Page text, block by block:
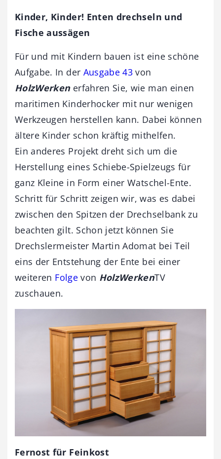
Kinder, Kinder! Enten drechseln und
Fische aussägen
Für und mit Kindern bauen ist eine schöne
Aufgabe. In der Ausgabe 43 von
HolzWerkenerfahren Sie, wie man einen
maritimen Kinderhocker mit nur wenigen
Werkzeugen herstellen kann. Dabei können
ältere Kinder schon kräftig mithelfen.
Ein anderes Projekt dreht sich um die
Herstellung eines Schiebe-Spielzeugs für
ganz Kleine in Form einer Watschel-Ente.
Schritt für Schritt zeigen wir, was es dabei
zwischen den Spitzen der Drechselbank zu
beachten gilt. Schon jetzt können Sie
Drechslermeister Martin Adomat bei Teil
eins der Entstehung der Ente bei einer
weiteren Folgevon HolzWerkenTV
zuschauen.
Fernost für Feinkost